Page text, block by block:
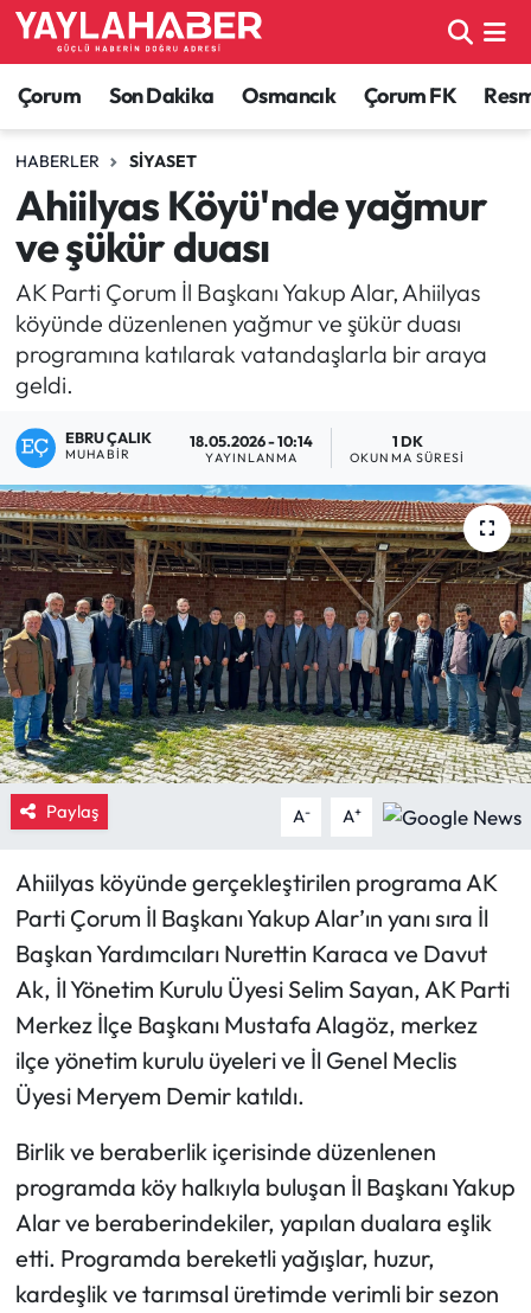
Çorum Son Dakika Osmancık Çorum FK
HABERLER SIYASET
Ahiilyas Köyü'nde yağmur
ve şükür duası
AK Parti Çorum İl Başkanı Yakup Alar, Ahiilyas
köyünde düzenlenen yağmur ve şükür duası
programına katılarak vatandaşlarla bir araya
geldi.
EBRU ÇALIK
MUHABIR
18.05.2026 - 10:14
YAYINLANMA
1 DK
OKUNMA SÜRESI
Paylaş A- A+
Ahiilyas köyünde gerçekleştirilen programa AK
Parti Çorum İl Başkanı Yakup Alar’ın yanı sıra İl
Başkan Yardımcıları Nurettin Karaca ve Davut
Ak, İl Yönetim Kurulu Üyesi Selim Sayan, AK Parti
Merkez İlçe Başkanı Mustafa Alagöz, merkez
ilçe yönetim kurulu üyeleri ve İl Genel Meclis
Üyesi Meryem Demir katıldı.
Birlik ve beraberlik içerisinde düzenlenen
programda köy halkıyla buluşan İl Başkanı Yakup
Alar ve beraberindekiler, yapılan dualara eşlik
etti. Programda bereketli yağışlar, huzur,
kardeşlik ve tarımsal üretimde verimli bir sezon
Alaca Haberleri
Bayat Haberleri
Bilgi - Keşfet Haberleri
Bilim ve Teknoloji
Boğazkale Haberleri
Çorum Haberleri
Çorum Son Dakika Haberleri
Dodurga Haberleri
Eğitim
Ekonomi
Güncel
İskilip Haberleri
Kargı Haberleri
Kimdir?
Kültür Sanat
Laçin Haberleri
Magazin
Mecitözü Haberleri
Oğuzlar Haberleri
Ortaköy Haberleri
Osmancık Haberleri
Çorum Nöbetçi Eczaneler
Çorum Hava Durumu
Çorum Namaz Vakitleri
Çorum Trafik Yoğunluk Haritası
TFF 1.Lig Puan Durumu ve Fikstür
Tüm Manşetler
Son Dakika Haberleri
Haber Arşivi